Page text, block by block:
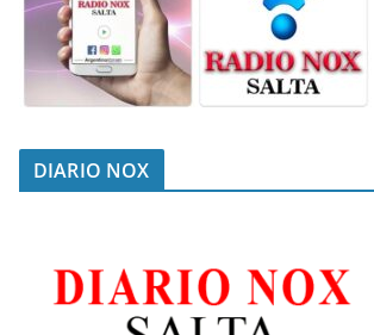
DIARIO NOX